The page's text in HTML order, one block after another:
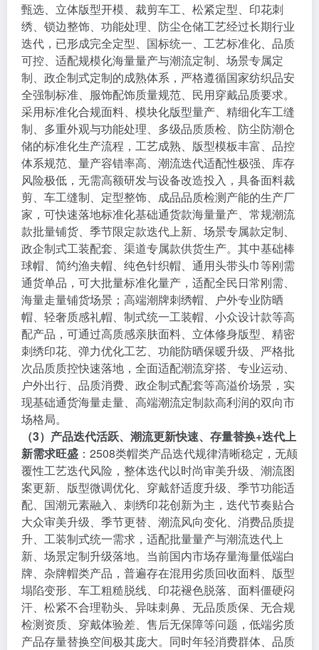
甄选、立体版型开模、裁剪车工、松紧定型、印花刺
绣、锁边整饰、功能处理、防尘仓储工艺经过长期行业
迭代，已形成完全定型、国标统一、工艺标准化、品质
可控、适配规模化海量量产与潮流定制、场景专属定
制、政企制式定制的成熟体系，严格遵循国家纺织品安
全强制标准、服饰配饰质量规范、民用穿戴品质要求。
采用标准化合规面料、模块化版型量产、精细化车工缝
制、多重外观与功能处理、多级品质质检、防尘防潮仓
储的标准化生产流程，工艺成熟、版型模板丰富、品控
体系规范、量产容错率高、潮流迭代适配性极强、库存
风险极低，无需高额研发与设备改造投入，具备面料裁
剪、车工缝制、定型整饰、成品品质检测产能的生产厂
家，可快速落地标准化基础通货款海量量产、常规潮流
款批量铺货、季节限定款迭代上新、场景专属款定制、
政企制式工装配套、渠道专属款供货生产。其中基础棒
球帽、简约渔夫帽、纯色针织帽、通用头带头巾等刚需
通货单品，可大批量标准化量产，适配全民日常刚需、
海量走量铺货场景；高端潮牌刺绣帽、户外专业防晒
帽、轻奢质感礼帽、制式统一工装帽、小众设计款等高
配产品，可通过高质感亲肤面料、立体修身版型、精密
刺绣印花、弹力优化工艺、功能防晒保暖升级、严格批
次品质质控快速落地，全面适配潮流穿搭、专业运动、
户外出行、品质消费、政企制式配套等高溢价场景，实
现基础通货海量走量、高端潮流定制款高利润的双向市
场格局。
（3）产品迭代活跃、潮流更新快速、存量替换+迭代上
新需求旺盛 ：2508类帽类产品迭代规律清晰稳定，无颠
覆性工艺迭代风险，整体迭代以时尚审美升级、潮流图
案更新、版型微调优化、穿戴舒适度升级、季节功能适
配、国潮元素融入、刺绣印花创新为主，迭代节奏贴合
大众审美升级、季节更替、潮流风向变化、消费品质提
升、工装制式统一需求，适配批量量产与潮流迭代上
新、场景定制升级落地。当前国内市场存量海量低端白
牌、杂牌帽类产品，普遍存在混用劣质回收面料、版型
塌陷变形、车工粗糙脱线、印花褪色脱落、面料僵硬闷
汗、松紧不合理勒头、异味刺鼻、无品质质保、无合规
检测资质、穿戴体验差、售后无保障等问题，低端劣质
产品存量替换空间极其庞大。同时年轻消费群体、品质